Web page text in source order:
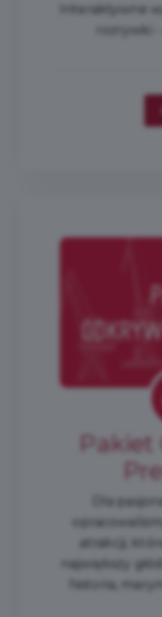
Interaktywne
rozrywki
Dla
atrakcji,
największy
historia,